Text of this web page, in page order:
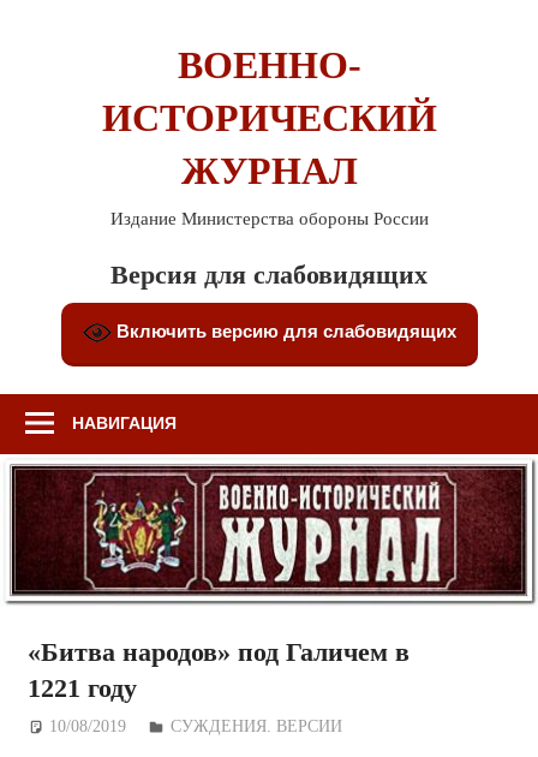
ВОЕННО-
ИСТОРИЧЕСКИЙ
ЖУРНАЛ
Издание Министерства обороны России
Версия для слабовидящих
Включить версию для слабовидящих
НАВИГАЦИЯ
«Битва народов» под Галичем в
1221 году
10/08/2019 Дежурный по Редакции
СУЖДЕНИЯ. ВЕРСИИ